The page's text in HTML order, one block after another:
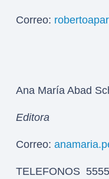
Correo:
Ana María Abad
Editora
Correo:
TELEFONOS